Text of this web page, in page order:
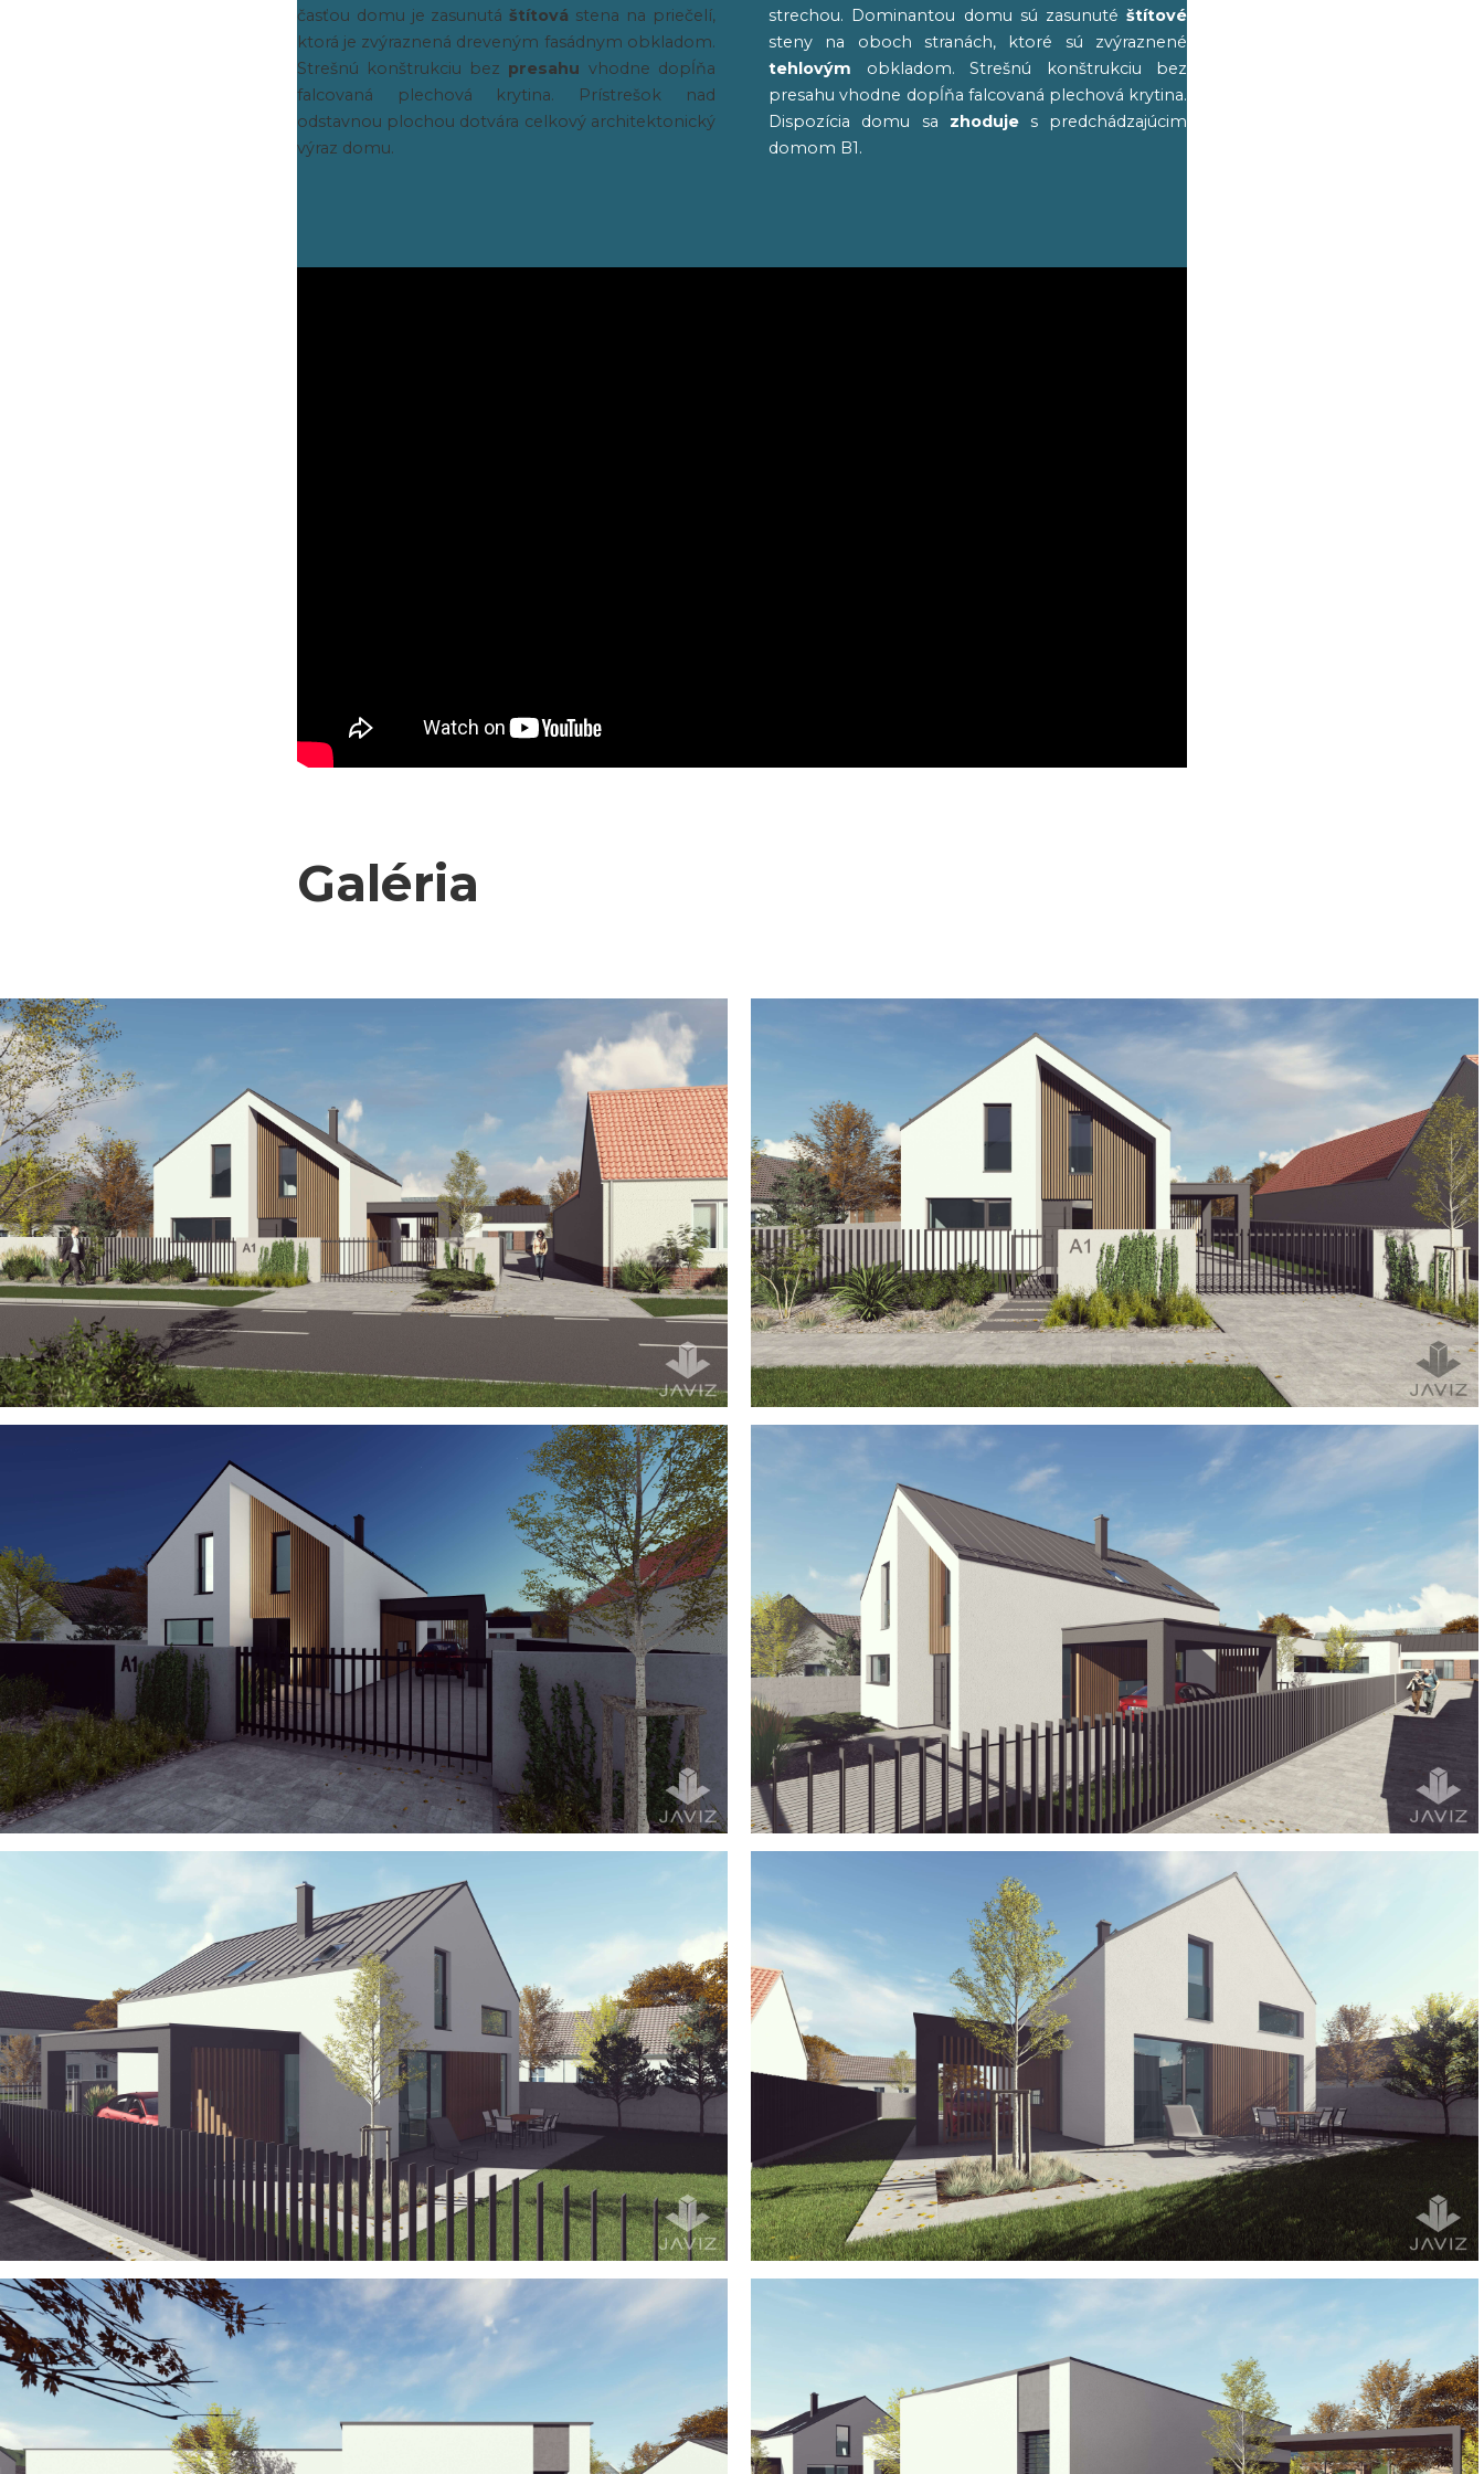
časťou domu je zasunutáštítová stena na priečelí,
ktorá je zvýraznená dreveným fasádnym obkladom.
Strešnú konštrukciu bez presahu vhodne dopĺňa
falcovaná plechová krytina. Prístrešok nad
odstavnou plochou dotvára celkový architektonický
výraz domu.
strechou. Dominantou domu sú zasunutéštítové
steny na oboch stranách, ktoré sú zvýraznené
tehlovým obkladom. Strešnú konštrukciu bez
presahu vhodne dopĺňa falcovaná plechová krytina.
Dispozícia domu sa zhodujes predchádzajúcim
domom B1.
Galéria